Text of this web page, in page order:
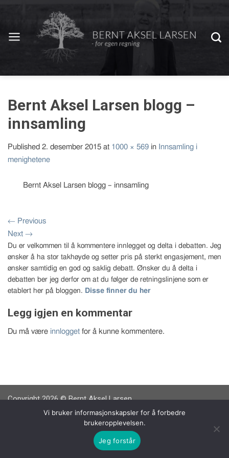
Bernt Aksel Larsen blogg –
innsamling
Published 2. desember 2015 at 1000 × 569 in Innsamling i
menighetene
Bernt Aksel Larsen blogg – innsamling
← Previous
Next →
Du er velkommen til å kommentere innlegget og delta i debatten. Jeg
ønsker å ha stor takhøyde og setter pris på sterkt engasjement, men
ønsker samtidig en god og saklig debatt. Ønsker du å delta i
debatten ber jeg derfor om at du følger de retningslinjene som er
etablert her på bloggen. Disse finner du her
Legg igjen en kommentar
Du må være innlogget for å kunne kommentere.
Copyright 2026 © Bernt Aksel Larsen
Vi bruker informasjonskapsler for å forbedre
brukeropplevelsen.
Jeg forstår